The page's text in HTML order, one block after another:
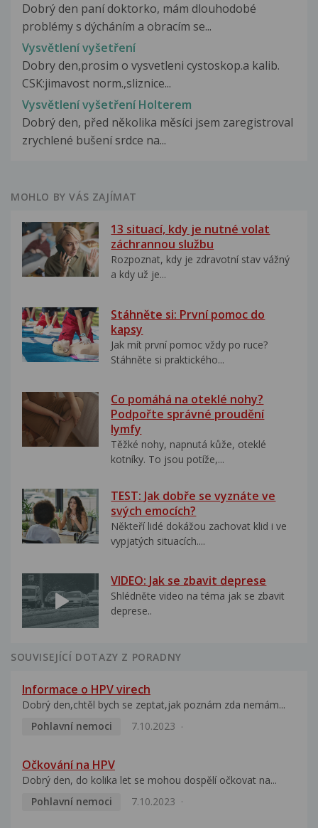
Dobrý den paní doktorko, mám dlouhodobé
problémy s dýcháním a obracím se...
Vysvětlení vyšetření
Dobry den,prosim o vysvetleni cystoskop.a kalib.
CSK:jimavost norm.,sliznice...
Vysvětlení vyšetření Holterem
Dobrý den, před několika měsíci jsem zaregistroval
zrychlené bušení srdce na...
MOHLO BY VÁS ZAJÍMAT
13 situací, kdy je nutné volat
záchrannou službu
Rozpoznat, kdy je zdravotní stav vážný
a kdy už je...
Stáhněte si: První pomoc do
kapsy
Jak mít první pomoc vždy po ruce?
Stáhněte si praktického...
Co pomáhá na oteklé nohy?
Podpořte správné proudění
lymfy
Těžké nohy, napnutá kůže, oteklé
kotníky. To jsou potíže,...
TEST: Jak dobře se vyznáte ve
svých emocích?
Někteří lidé dokážou zachovat klid i ve
vypjatých situacích....
VIDEO: Jak se zbavit deprese
Shlédněte video na téma jak se zbavit
deprese..
SOUVISEJÍCÍ DOTAZY Z PORADNY
Informace o HPV virech
Dobrý den,chtěl bych se zeptat,jak poznám zda nemám...
Pohlavní nemoci
7.10.2023
Očkování na HPV
Dobrý den, do kolika let se mohou dospělí očkovat na...
Pohlavní nemoci
7.10.2023